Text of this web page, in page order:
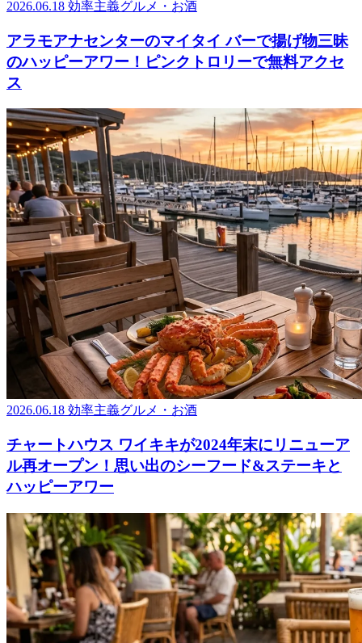
2026.06.18 効率主義グルメ・お酒
アラモアナセンターのマイタイ バーで揚げ物三昧
のハッピーアワー！ピンクトロリーで無料アクセ
ス
2026.06.18 効率主義グルメ・お酒
チャートハウス ワイキキが2024年末にリニューア
ル再オープン！思い出のシーフード&ステーキと
ハッピーアワー